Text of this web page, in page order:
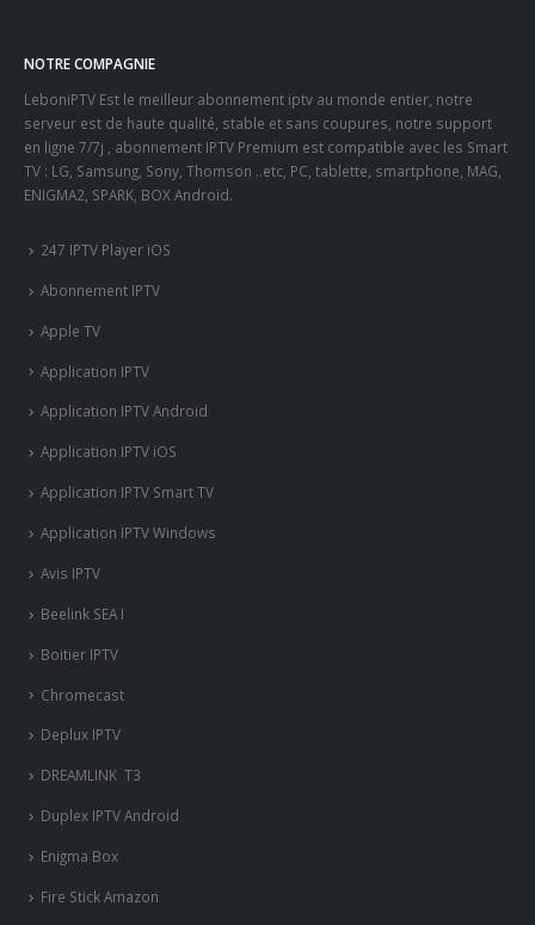
NOTRE COMPAGNIE
LeboniPTV Est le meilleur abonnement iptv au monde entier, notre
serveur est de haute qualité, stable et sans coupures, notre support
en ligne 7/7j , abonnement IPTV Premium est compatible avec les Smart
TV : LG, Samsung, Sony, Thomson ..etc, PC, tablette, smartphone, MAG,
ENIGMA2, SPARK, BOX Android.
247 IPTV Player iOS
Abonnement IPTV
Apple TV
Application IPTV
Application IPTV Android
Application IPTV iOS
Application IPTV Smart TV
Application IPTV Windows
Avis IPTV
Beelink SEA I
Boitier IPTV
Chromecast
Deplux IPTV
DREAMLINK T3
Duplex IPTV Android
Enigma Box
Fire Stick Amazon